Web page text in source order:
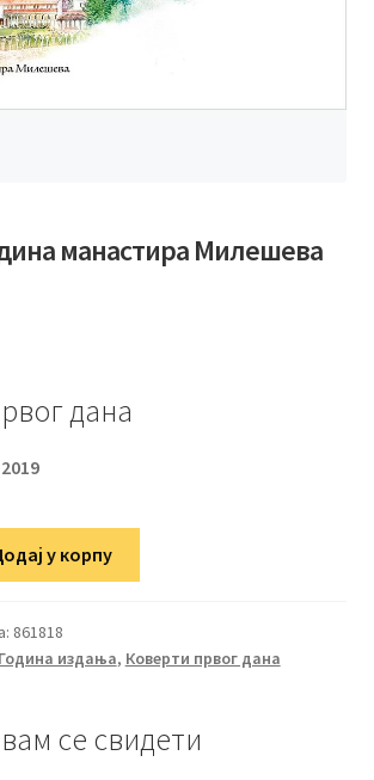
манастира Милешева
дана
2019
у корпу
861818
Година издања, Коверти првог дана
се свидети